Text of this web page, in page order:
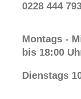
0228 444
Montags -
bis 18:00
Dienstags